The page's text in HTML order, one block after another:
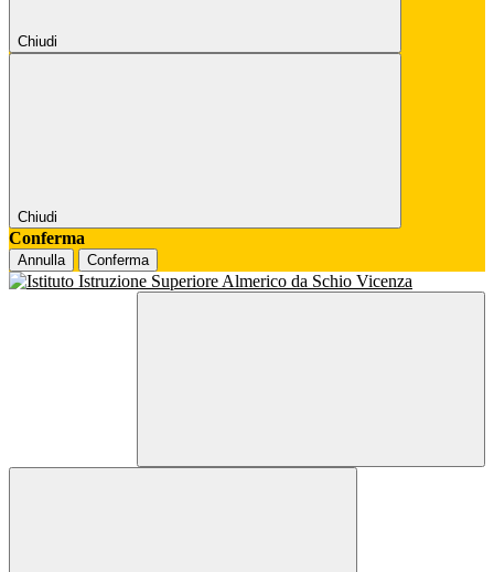
Chiudi
Chiudi
Conferma
Annulla Conferma